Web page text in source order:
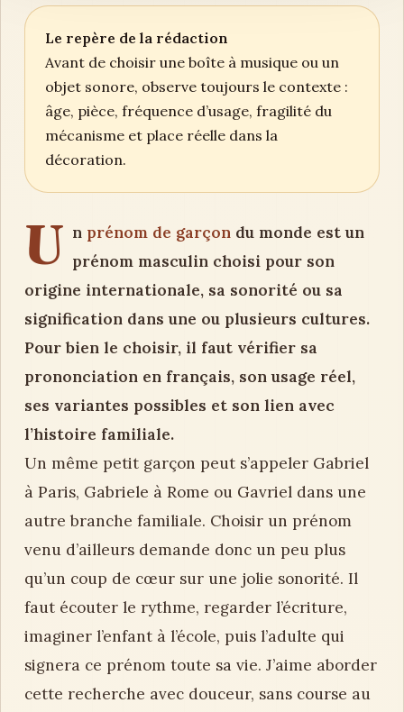
Le repère de la rédaction
Avant de choisir une boîte à musique ou un
objet sonore, observe toujours le contexte :
âge, pièce, fréquence d’usage, fragilité du
mécanisme et place réelle dans la
décoration.
U n prénom de garçondu monde est un
prénom masculin choisi pour son
origine internationale, sa sonorité ou sa
signification dans une ou plusieurs cultures.
Pour bien le choisir, il faut vérifier sa
prononciation en français, son usage réel,
ses variantes possibles et son lien avec
l’histoire familiale.
Un même petit garçon peut s’appeler Gabriel
à Paris, Gabriele à Rome ou Gavriel dans une
autre branche familiale. Choisir un prénom
venu d’ailleurs demande donc un peu plus
qu’un coup de cœur sur une jolie sonorité. Il
faut écouter le rythme, regarder l’écriture,
imaginer l’enfant à l’école, puis l’adulte qui
signera ce prénom toute sa vie. J’aime aborder
cette recherche avec douceur, sans course au